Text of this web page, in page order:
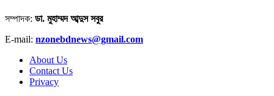
সম্পাদক: ডা. মুহাম্মদ আব্দুস সবুর
E-mail: nzonebdnews@gmail.com
About Us
Contact Us
Privacy